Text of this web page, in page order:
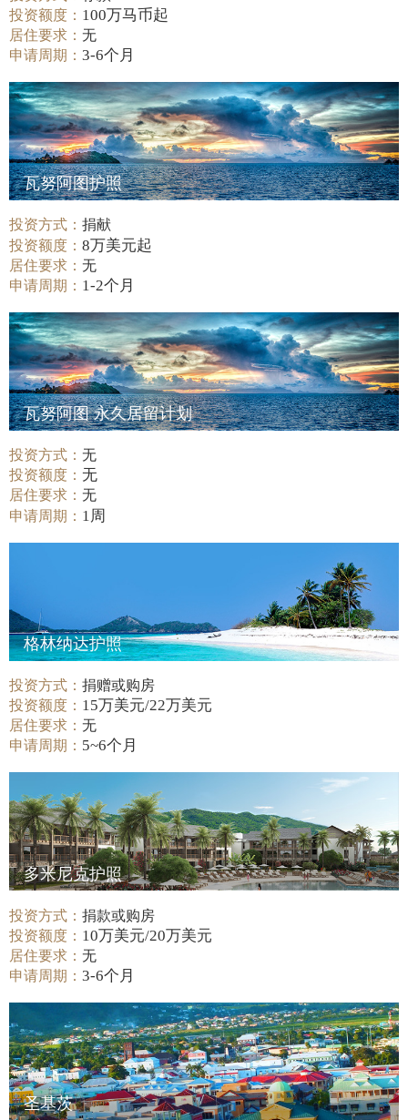
投资额度： 100万马币起
居住要求：无
申请周期：3-6个月
瓦努阿图护照
投资方式：捐献
投资额度：8万美元起
居住要求：无
申请周期： 1-2个月
瓦努阿图 永久居留计划
投资方式：无
投资额度：无
居住要求：无
申请周期： 1周
格林纳达护照
投资方式：捐赠或购房
投资额度： 15万美元/22万美元
居住要求：无
申请周期： 5~6个月
多米尼克护照
投资方式：捐款或购房
投资额度： 10万美元/20万美元
居住要求：无
申请周期：3-6个月
圣基茨